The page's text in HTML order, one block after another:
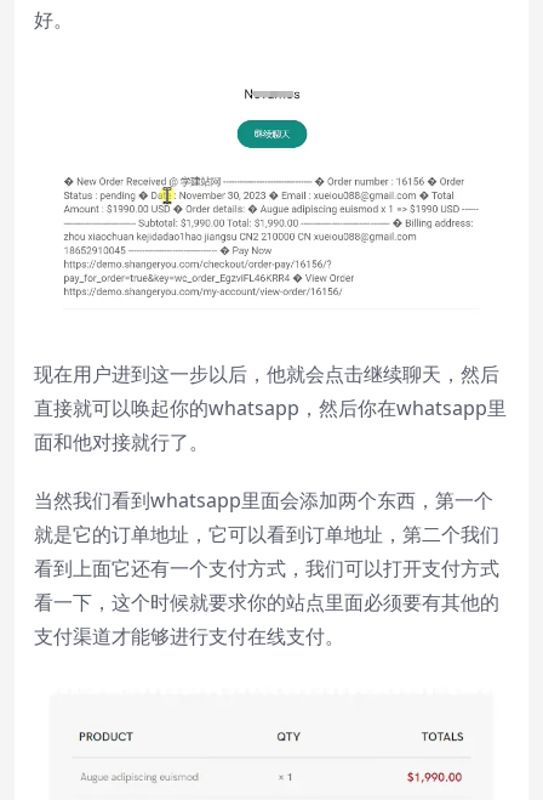
好。
现在用户进到这一步以后，他就会点击继续聊天，然后
直接就可以唤起你的whatsapp，然后你在whatsapp里
面和他对接就行了。
当然我们看到whatsapp里面会添加两个东西，第一个
就是它的订单地址，它可以看到订单地址，第二个我们
看到上面它还有一个支付方式，我们可以打开支付方式
看一下，这个时候就要求你的站点里面必须要有其他的
支付渠道才能够进行支付在线支付。